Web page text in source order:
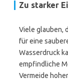
Zu starker
Viele glauben,
für eine
Wasserdruck
empfindliche
Vermeide